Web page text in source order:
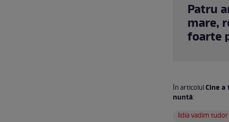
Patru
mare,
foarte
În articolulCine
nuntă:
lidia vadim tudor